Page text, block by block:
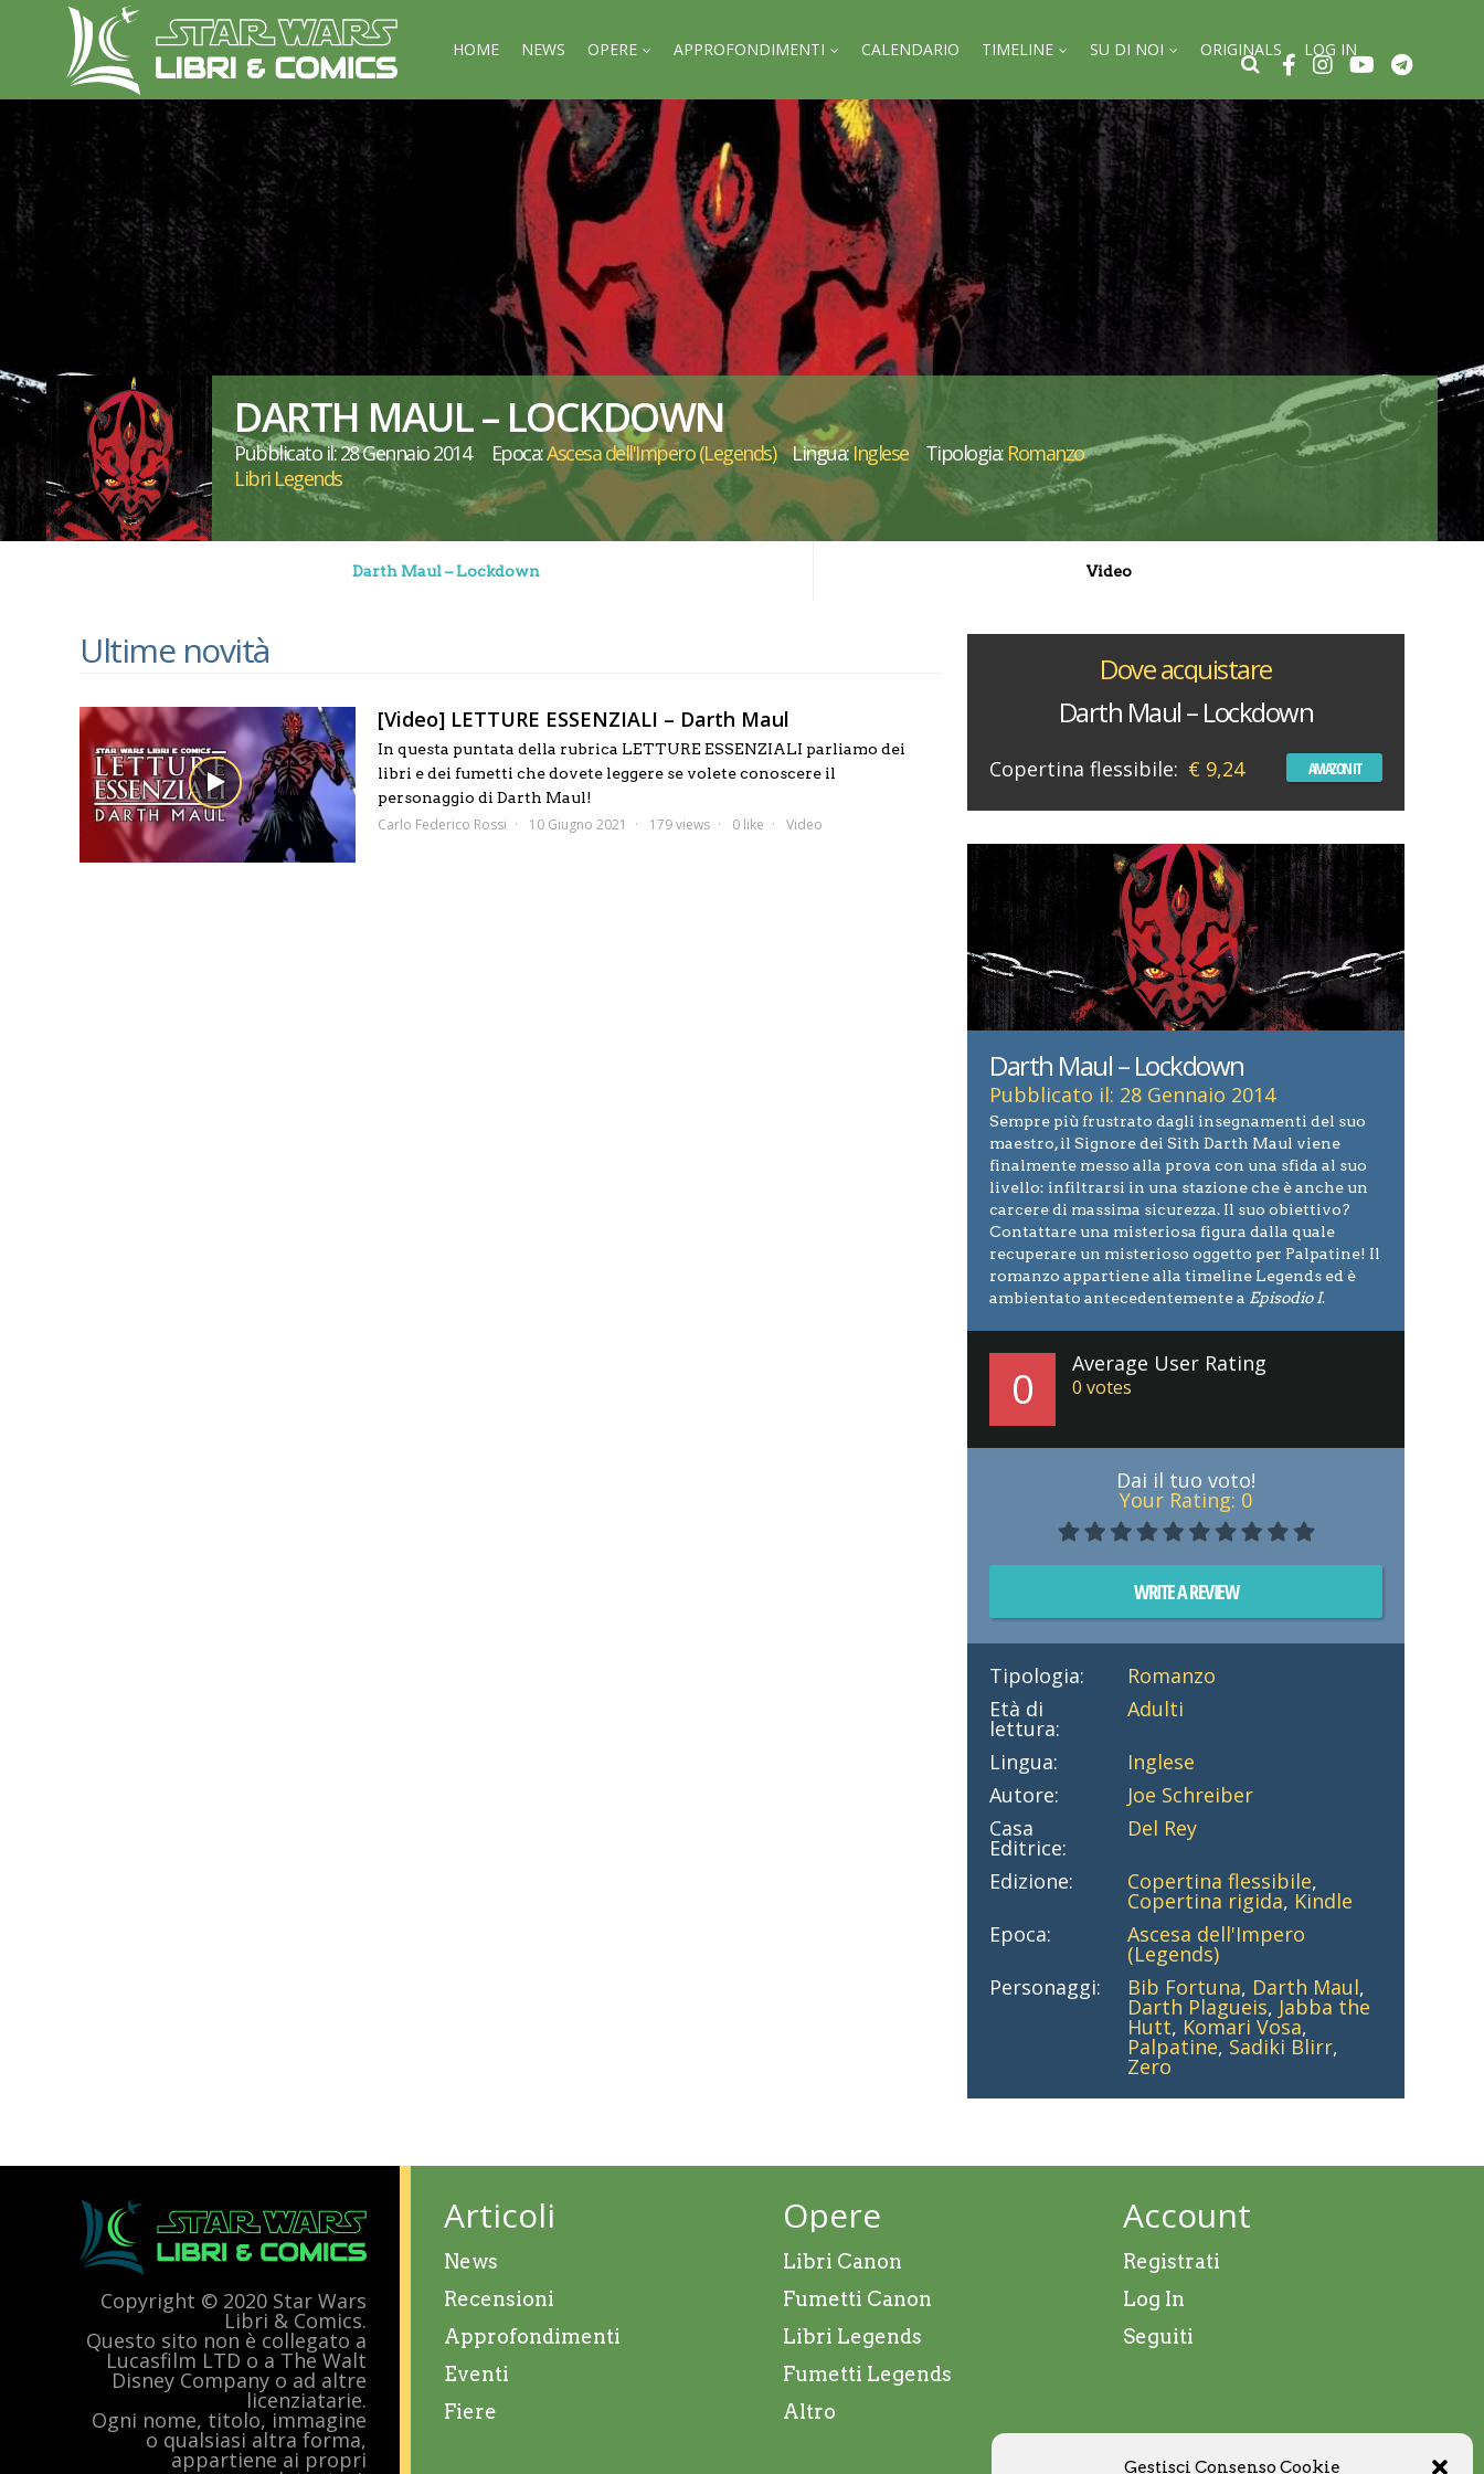
Gestisci Consenso Cookie
HOME NEWS OPERE APPROFONDIMENTI CALENDARIO TIMELINE SU DI NOI ORIGINALS LOG IN
DARTH MAUL – LOCKDOWN
Pubblicato il: 28 Gennaio 2014 Epoca:Ascesa dell'Impero (Legends) Lingua:Inglese Tipologia: Romanzo
Libri Legends
Darth Maul – Lockdown Video
Ultime novità
[Video] LETTURE ESSENZIALI – Darth Maul
In questa puntata della rubrica LETTURE ESSENZIALI parliamo dei
libri e dei fumetti che dovete leggere se volete conoscere il
personaggio di Darth Maul!
Carlo Federico Rossi 10 Giugno 2021 179 views 0 like Video
Dove acquistare
Darth Maul – Lockdown
Copertina flessibile: € 9,24 AMAZON IT
Darth Maul – Lockdown
Pubblicato il: 28 Gennaio 2014
Sempre più frustrato dagli insegnamenti del suo
maestro, il Signore dei Sith Darth Maul viene
finalmente messo alla prova con una sfida al suo
livello: infiltrarsi in una stazione che è anche un
carcere di massima sicurezza. Il suo obiettivo?
Contattare una misteriosa figura dalla quale
recuperare un misterioso oggetto per Palpatine! Il
romanzo appartiene alla timeline Legends ed è
ambientato antecedentemente a Episodio I.
0 Average User Rating
0 votes
Dai il tuo voto!
Your Rating: 0
WRITE A REVIEW
Tipologia:
Romanzo
Età di
lettura:
Adulti
Lingua:
Inglese
Autore:
Joe Schreiber
Casa
Editrice:
Del Rey
Edizione:
Copertina flessibile,
Copertina rigida, Kindle
Epoca:
Ascesa dell'Impero
(Legends)
Personaggi:
Bib Fortuna, Darth Maul,
Darth Plagueis, Jabba the
Hutt, Komari Vosa,
Palpatine, Sadiki Blirr,
Zero
Copyright © 2020 Star Wars
Libri & Comics.
Questo sito non è collegato a
Lucasfilm LTD o a The Walt
Disney Company o ad altre
licenziatarie.
Ogni nome, titolo, immagine
o qualsiasi altra forma,
appartiene ai propri
Articoli
News
Recensioni
Approfondimenti
Eventi
Fiere
Opere
Libri Canon
Fumetti Canon
Libri Legends
Fumetti Legends
Altro
Account
Registrati
Log In
Seguiti